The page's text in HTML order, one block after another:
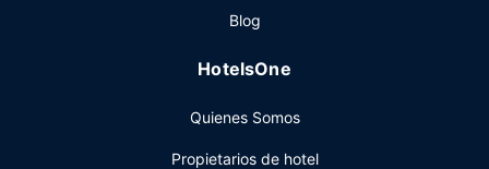
Blog
HotelsOne
Quienes Somos
Propietarios de hotel